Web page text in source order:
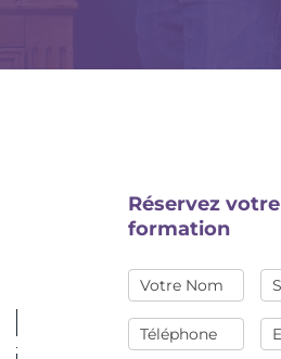
Réservez votre
formation